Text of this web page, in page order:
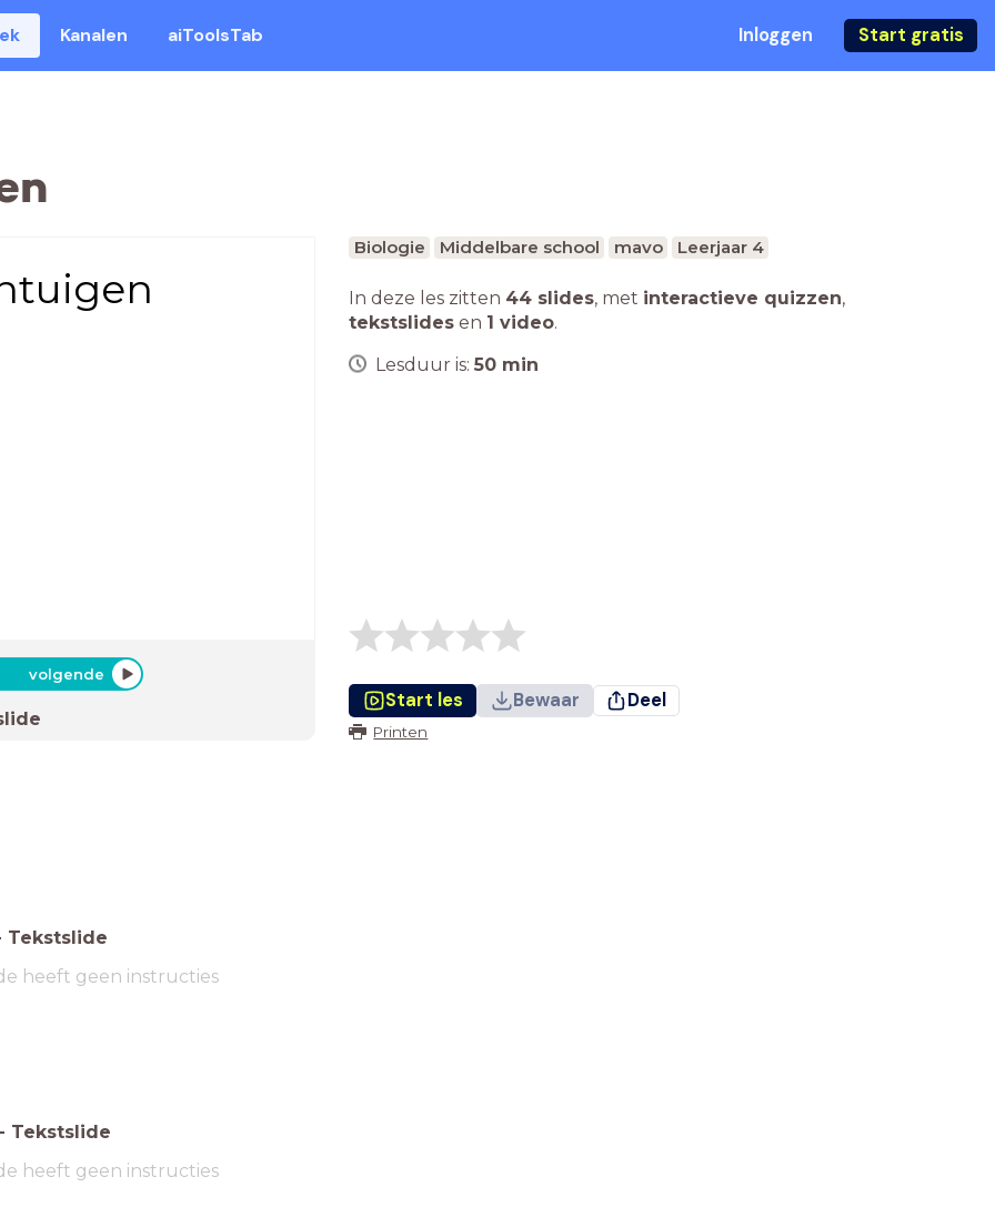
Kanalen aiToolsTab Inloggen Start gratis
volgende
Biologie Middelbare school mavo Leerjaar 4
In deze les zitten 44 slides, met interactieve quizzen,
tekstslides en 1 video.
Lesduur is: 50 min
Start les Bewaar Deel
Printen
Tekstslide
heeft geen instructies
- Tekstslide
heeft geen instructies